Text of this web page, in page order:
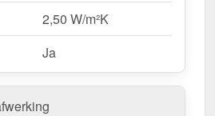
2,50 W/m²K
Ja